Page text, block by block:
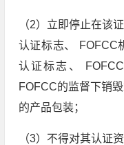
（2）立即停止在该
认证标志、 FOFCC
认证标志、
FOFCC的监督下销
的产品包装；
（3）不得对其认证